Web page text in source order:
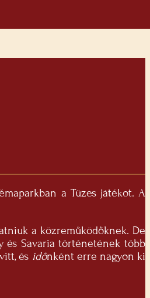
a Tüzes játékot. A
a közreműködőknek. De
és Savaria történetének több
és időnként erre nagyon ki